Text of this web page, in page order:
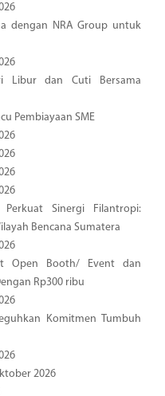
dengan NRA Group untuk
Libur dan Cuti Bersama
Pembiayaan SME
Sinergi Filantropi:
Bencana Sumatera
Open Booth/ Event dan
Rp300 ribu
Komitmen Tumbuh
2026